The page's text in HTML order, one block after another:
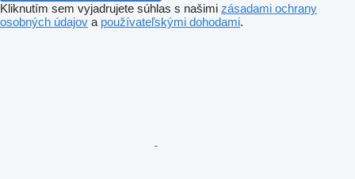
Kliknutím sem vyjadrujete súhlas s našimi zásadami ochrany
osobných údajov a používateľskými dohodami.